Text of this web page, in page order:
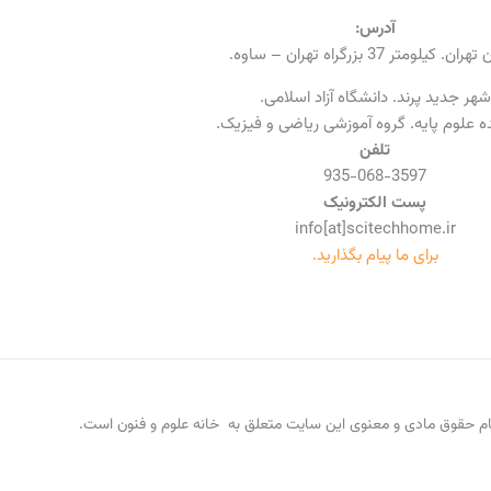
آدرس:
کیلومتر 37 بزرگراه تهران – ساوه.
شهر جدید پرند. دانشگاه آزاد اسلامی.
علوم پایه. گروه آموزشی ریاضی و فیزیک.
تلفن
935-068-3597
پست الکترونیک
info[at]scitechhome.ir
برای ما پیام بگذارید.
حقوق مادی و معنوی این سایت متعلق به خانه علوم و فنون است.